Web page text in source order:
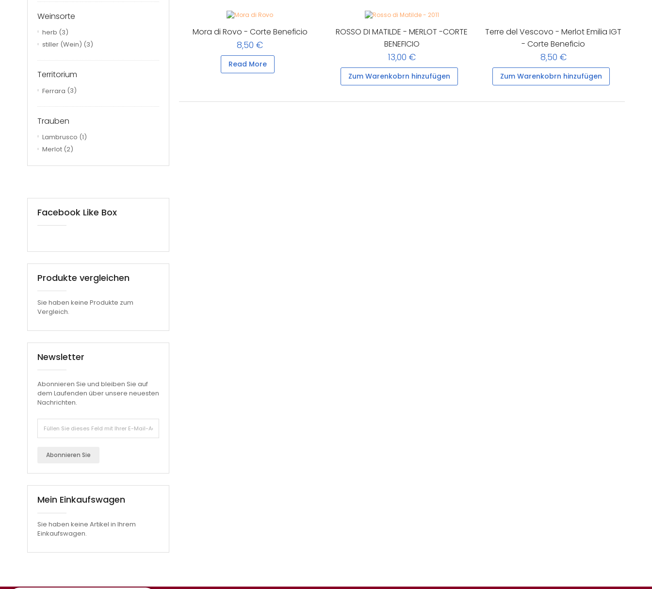
Mora di Rovo - Corte Beneficio
8,50 €
Read More
ROSSO DI MATILDE - MERLOT -CORTE
BENEFICIO
13,00 €
Zum Warenkobrn hinzufügen
Terre del Vescovo - Merlot Emilia IGT
- Corte Beneficio
8,50 €
Zum Warenkobrn hinzufügen
Weinsorte
herb (3)
stiller (Wein) (3)
Territorium
Ferrara (3)
Trauben
Lambrusco (1)
Merlot (2)
Facebook Like Box
Produkte vergleichen
Sie haben keine Produkte zum
Vergleich.
Newsletter
Abonnieren Sie und bleiben Sie auf
dem Laufenden über unsere neuesten
Nachrichten.
Abonnieren Sie
Mein Einkaufswagen
Sie haben keine Artikel in Ihrem
Einkaufswagen.